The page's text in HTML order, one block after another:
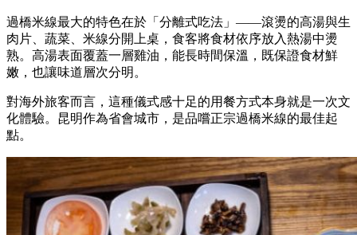
過橋米線最大的特色在於「分離式吃法」——滾燙的高湯與生
肉片、蔬菜、米線分開上桌，食客將食材依序放入熱湯中燙
熟。高湯表面覆蓋一層雞油，能長時間保溫，既保證食材鮮
嫩，也讓味道層次分明。
對海外旅客而言，這種儀式感十足的用餐方式本身就是一次文
化體驗。昆明作為省會城市，是品嚐正宗過橋米線的最佳起
點。